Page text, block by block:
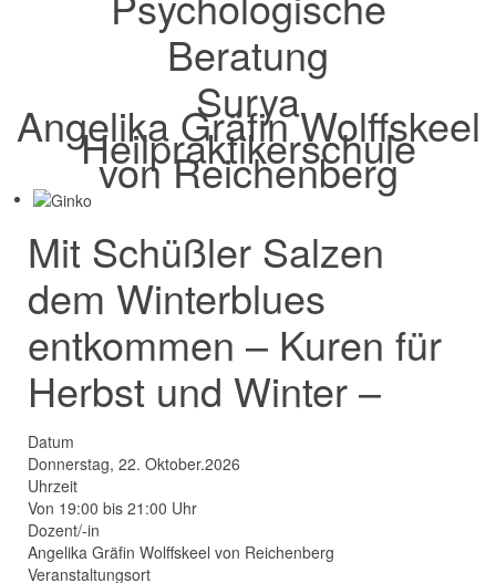
Beratung
Surya
Heilpraktikerschule
Angelika Gräfin Wolffskeel
von Reichenberg
Mit Schüßler Salzen
dem Winterblues
entkommen – Kuren für
Herbst und Winter –
Datum
Donnerstag, 22. Oktober.2026
Uhrzeit
Von 19:00 bis 21:00 Uhr
Dozent/-in
Angelika Gräfin Wolffskeel von Reichenberg
Veranstaltungsort